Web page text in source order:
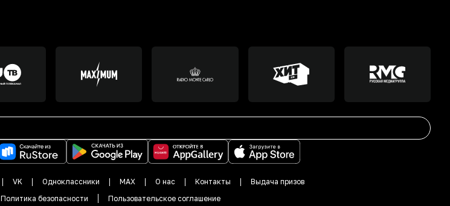
VK Одноклассники MAX О нас Контакты
Выдача призов
Политика безопасности Пользовательское соглашение